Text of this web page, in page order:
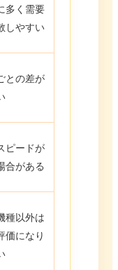
多く需要
しやすい
との差が
ピードが
合がある
種以外は
価になり